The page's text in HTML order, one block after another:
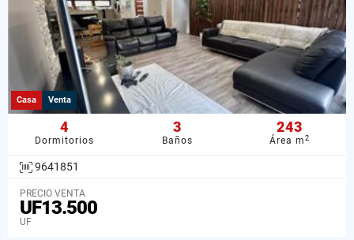
Casa Venta
4
Dormitorios
3
Baños
243
Área m2
9641851
PRECIO VENTA
UF13.500
UF